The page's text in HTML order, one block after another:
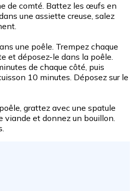
de comté. Battez les œufs en
une assiette creuse, salez
une poêle. Trempez chaque
et déposez-le dans la poêle.
de chaque côté, puis
10 minutes. Déposez sur le
grattez avec une spatule
viande et donnez un bouillon.